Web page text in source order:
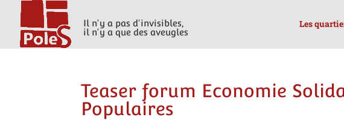
Il n'y a pas d'invisibles,
il n'y a que des aveugles
Les
Teaser forum Economie
Populaires